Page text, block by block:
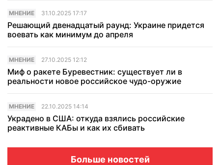
МНЕНИЕ 31.10.2025 17:17
Решающий двенадцатый раунд: Украине придется
воевать как минимум до апреля
МНЕНИЕ 27.10.2025 12:12
Миф о ракете Буревестник: существует ли в
реальности новое российское чудо-оружие
МНЕНИЕ 22.10.2025 14:14
Украдено в США: откуда взялись российские
реактивные КАБы и как их сбивать
Больше новостей